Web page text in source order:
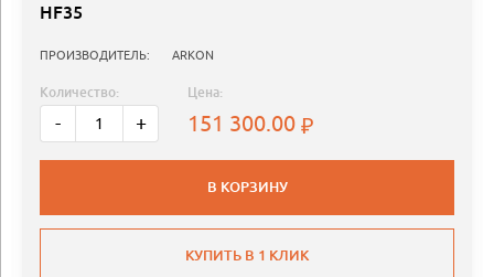
HF35
ПРОИЗВОДИТЕЛЬ: ARKON
Количество:
- +
Цена:
151 300.00
В КОРЗИНУ
КУПИТЬ В 1 КЛИК